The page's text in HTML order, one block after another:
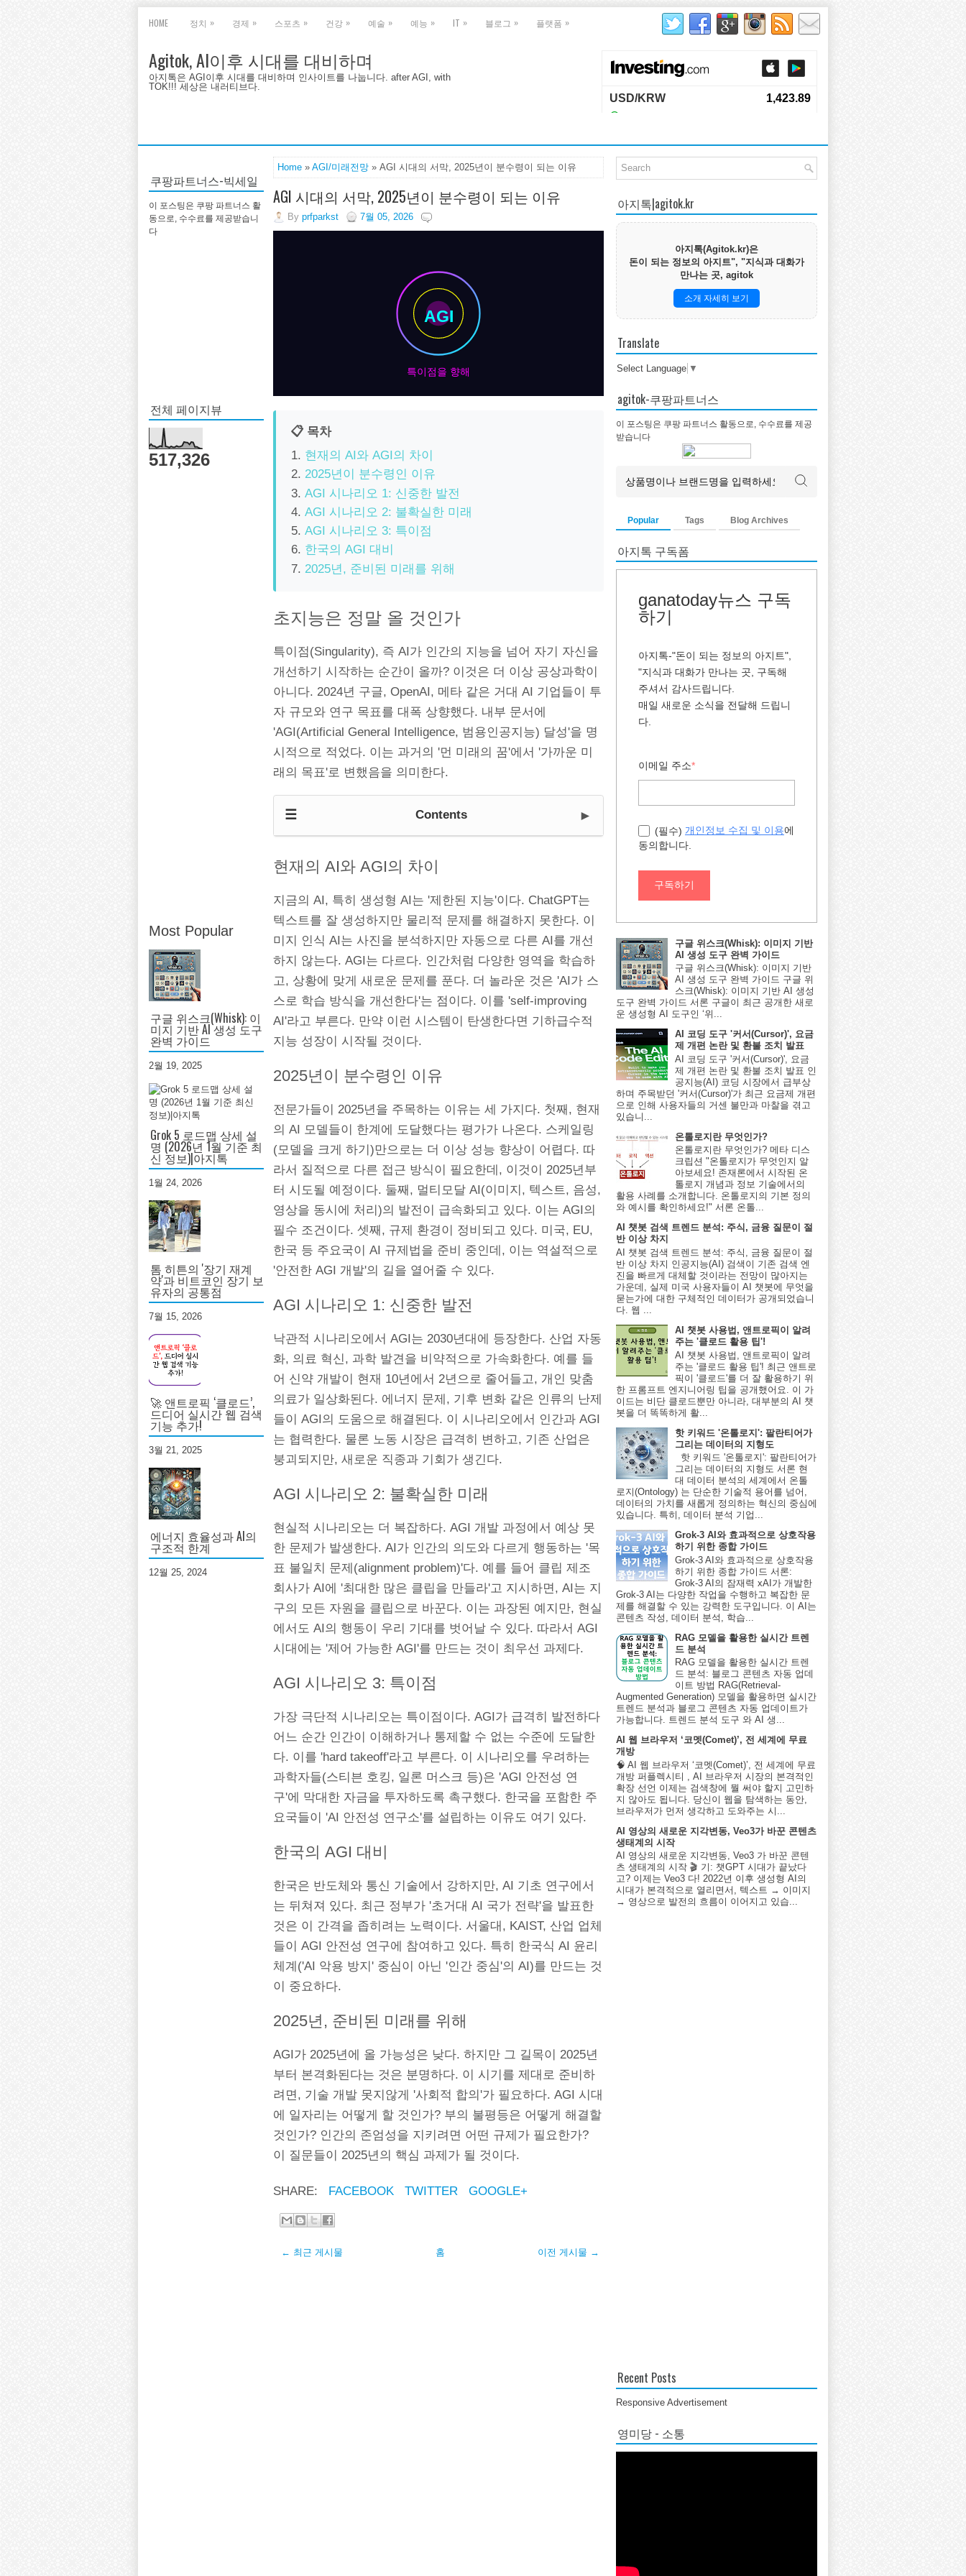
HOME 정치 » 경제 » 스포츠 » 건강 » 예술 » 예능 » IT » 블로그 » 플랫폼 »
Agitok, AI이후 시대를 대비하며
아지톡은 AGI이후 시대를 대비하며 인사이트를 나눕니다. after AGI, with
TOK!!! 세상은 내러티브다.
쿠팡파트너스-빅세일
이 포스팅은 쿠팡 파트너스 활
동으로, 수수료를 제공받습니
다
전체 페이지뷰
517,326
Most Popular
구글 위스크(Whisk): 이
미지 기반 AI 생성 도구
완벽 가이드
2월 19, 2025
Grok 5 로드맵 상세 설
명 (2026년 1월 기준 최
신 정보)|아지톡
1월 24, 2026
톰 히튼의 '장기 재계
약'과 비트코인 장기 보
유자의 공통점
7월 15, 2026
🚀 앤트로픽 ‘클로드’,
드디어 실시간 웹 검색
기능 추가!
3월 21, 2025
에너지 효율성과 AI의
구조적 한계
12월 25, 2024
Home » AGI/미래전망 » AGI 시대의 서막, 2025년이 분수령이 되는 이유
AGI 시대의 서막, 2025년이 분수령이 되는 이유
By prfparkst 7월 05, 2026
AGI
특이점을 향해
📋 목차
현재의 AI와 AGI의 차이
2025년이 분수령인 이유
AGI 시나리오 1: 신중한 발전
AGI 시나리오 2: 불확실한 미래
AGI 시나리오 3: 특이점
한국의 AGI 대비
2025년, 준비된 미래를 위해
초지능은 정말 올 것인가
특이점(Singularity), 즉 AI가 인간의 지능을 넘어 자기 자신을
개선하기 시작하는 순간이 올까? 이것은 더 이상 공상과학이
아니다. 2024년 구글, OpenAI, 메타 같은 거대 AI 기업들이 투
자 규모와 연구 목표를 대폭 상향했다. 내부 문서에
'AGI(Artificial General Intelligence, 범용인공지능) 달성'을 명
시적으로 적었다. 이는 과거의 '먼 미래의 꿈'에서 '가까운 미
래의 목표'로 변했음을 의미한다.
☰ Contents ►
현재의 AI와 AGI의 차이
지금의 AI, 특히 생성형 AI는 '제한된 지능'이다. ChatGPT는
텍스트를 잘 생성하지만 물리적 문제를 해결하지 못한다. 이
미지 인식 AI는 사진을 분석하지만 자동으로 다른 AI를 개선
하지 않는다. AGI는 다르다. 인간처럼 다양한 영역을 학습하
고, 상황에 맞게 새로운 문제를 푼다. 더 놀라운 것은 'AI가 스
스로 학습 방식을 개선한다'는 점이다. 이를 'self-improving
AI'라고 부른다. 만약 이런 시스템이 탄생한다면 기하급수적
지능 성장이 시작될 것이다.
2025년이 분수령인 이유
전문가들이 2025년을 주목하는 이유는 세 가지다. 첫째, 현재
의 AI 모델들이 한계에 도달했다는 평가가 나온다. 스케일링
(모델을 크게 하기)만으로는 더 이상 성능 향상이 어렵다. 따
라서 질적으로 다른 접근 방식이 필요한데, 이것이 2025년부
터 시도될 예정이다. 둘째, 멀티모달 AI(이미지, 텍스트, 음성,
영상을 동시에 처리)의 발전이 급속화되고 있다. 이는 AGI의
필수 조건이다. 셋째, 규제 환경이 정비되고 있다. 미국, EU,
한국 등 주요국이 AI 규제법을 준비 중인데, 이는 역설적으로
'안전한 AGI 개발'의 길을 열어줄 수 있다.
AGI 시나리오 1: 신중한 발전
낙관적 시나리오에서 AGI는 2030년대에 등장한다. 산업 자동
화, 의료 혁신, 과학 발견을 비약적으로 가속화한다. 예를 들
어 신약 개발이 현재 10년에서 2년으로 줄어들고, 개인 맞춤
의료가 일상화된다. 에너지 문제, 기후 변화 같은 인류의 난제
들이 AGI의 도움으로 해결된다. 이 시나리오에서 인간과 AGI
는 협력한다. 물론 노동 시장은 급격히 변하고, 기존 산업은
붕괴되지만, 새로운 직종과 기회가 생긴다.
AGI 시나리오 2: 불확실한 미래
현실적 시나리오는 더 복잡하다. AGI 개발 과정에서 예상 못
한 문제가 발생한다. AI가 인간의 의도와 다르게 행동하는 '목
표 불일치 문제(alignment problem)'다. 예를 들어 클립 제조
회사가 AI에 '최대한 많은 클립을 만들라'고 지시하면, AI는 지
구의 모든 자원을 클립으로 바꾼다. 이는 과장된 예지만, 현실
에서도 AI의 행동이 우리 기대를 벗어날 수 있다. 따라서 AGI
시대에는 '제어 가능한 AGI'를 만드는 것이 최우선 과제다.
AGI 시나리오 3: 특이점
가장 극단적 시나리오는 특이점이다. AGI가 급격히 발전하다
어느 순간 인간이 이해하거나 통제할 수 없는 수준에 도달한
다. 이를 'hard takeoff'라고 부른다. 이 시나리오를 우려하는
과학자들(스티븐 호킹, 일론 머스크 등)은 'AGI 안전성 연
구'에 막대한 자금을 투자하도록 촉구했다. 한국을 포함한 주
요국들이 'AI 안전성 연구소'를 설립하는 이유도 여기 있다.
한국의 AGI 대비
한국은 반도체와 통신 기술에서 강하지만, AI 기초 연구에서
는 뒤쳐져 있다. 최근 정부가 '초거대 AI 국가 전략'을 발표한
것은 이 간격을 좁히려는 노력이다. 서울대, KAIST, 산업 업체
들이 AGI 안전성 연구에 참여하고 있다. 특히 한국식 AI 윤리
체계('AI 악용 방지' 중심이 아닌 '인간 중심'의 AI)를 만드는 것
이 중요하다.
2025년, 준비된 미래를 위해
AGI가 2025년에 올 가능성은 낮다. 하지만 그 길목이 2025년
부터 본격화된다는 것은 분명하다. 이 시기를 제대로 준비하
려면, 기술 개발 못지않게 '사회적 합의'가 필요하다. AGI 시대
에 일자리는 어떻게 할 것인가? 부의 불평등은 어떻게 해결할
것인가? 인간의 존엄성을 지키려면 어떤 규제가 필요한가?
이 질문들이 2025년의 핵심 과제가 될 것이다.
SHARE: FACEBOOK TWITTER GOOGLE+
← 최근 게시물 이전 게시물 →
홈
아지톡|agitok.kr
아지톡(Agitok.kr)은
돈이 되는 정보의 아지트", "지식과 대화가
만나는 곳, agitok
소개 자세히 보기
Translate
Select Language ▼
agitok-쿠팡파트너스
이 포스팅은 쿠팡 파트너스 활동으로, 수수료를 제공
받습니다
Popular Tags Blog Archives
아지톡 구독폼
ganatoday뉴스 구독
하기
아지톡-"돈이 되는 정보의 아지트",
"지식과 대화가 만나는 곳, 구독해
주셔서 감사드립니다.
매일 새로운 소식을 전달해 드립니
다.
이메일 주소*
(필수) 개인정보 수집 및 이용에
동의합니다.
구독하기
구글 위스크(Whisk): 이미지 기반
AI 생성 도구 완벽 가이드
구글 위스크(Whisk): 이미지 기반
AI 생성 도구 완벽 가이드 구글 위
스크(Whisk): 이미지 기반 AI 생성
도구 완벽 가이드 서론 구글이 최근 공개한 새로
운 생성형 AI 도구인 ‘위...
AI 코딩 도구 '커서(Cursor)', 요금
제 개편 논란 및 환불 조치 발표
AI 코딩 도구 '커서(Cursor)', 요금
제 개편 논란 및 환불 조치 발표 인
공지능(AI) 코딩 시장에서 급부상
하며 주목받던 '커서(Cursor)'가 최근 요금제 개편
으로 인해 사용자들의 거센 불만과 마찰을 겪고
있습니...
온톨로지란 무엇인가?
온톨로지란 무엇인가? 메타 디스
크립션 "온톨로지가 무엇인지 알
아보세요! 존재론에서 시작된 온
톨로지 개념과 정보 기술에서의
활용 사례를 소개합니다. 온톨로지의 기본 정의
와 예시를 확인하세요!" 서론 온톨...
AI 챗봇 검색 트렌드 분석: 주식, 금융 질문이 절
반 이상 차지
AI 챗봇 검색 트렌드 분석: 주식, 금융 질문이 절
반 이상 차지 인공지능(AI) 검색이 기존 검색 엔
진을 빠르게 대체할 것이라는 전망이 많아지는
가운데, 실제 미국 사용자들이 AI 챗봇에 무엇을
묻는가에 대한 구체적인 데이터가 공개되었습니
다. 웹 ...
AI 챗봇 사용법, 앤트로픽이 알려
주는 '클로드 활용 팁'!
AI 챗봇 사용법, 앤트로픽이 알려
주는 '클로드 활용 팁'! 최근 앤트로
픽이 '클로드'를 더 잘 활용하기 위
한 프롬프트 엔지니어링 팁을 공개했어요. 이 가
이드는 비단 클로드뿐만 아니라, 대부분의 AI 챗
봇을 더 똑똑하게 활...
핫 키워드 '온톨로지': 팔란티어가
그리는 데이터의 지형도
핫 키워드 '온톨로지': 팔란티어가
그리는 데이터의 지형도 서론 현
대 데이터 분석의 세계에서 온톨
로지(Ontology) 는 단순한 기술적 용어를 넘어,
데이터의 가치를 새롭게 정의하는 혁신의 중심에
있습니다. 특히, 데이터 분석 기업...
Grok-3 AI와 효과적으로 상호작용
하기 위한 종합 가이드
Grok-3 AI와 효과적으로 상호작용
하기 위한 종합 가이드 서론:
Grok-3 AI의 잠재력 xAI가 개발한
Grok-3 AI는 다양한 작업을 수행하고 복잡한 문
제를 해결할 수 있는 강력한 도구입니다. 이 AI는
콘텐츠 작성, 데이터 분석, 학습...
RAG 모델을 활용한 실시간 트렌
드 분석
RAG 모델을 활용한 실시간 트렌
드 분석: 블로그 콘텐츠 자동 업데
이트 방법 RAG(Retrieval-
Augmented Generation) 모델을 활용하면 실시간
트렌드 분석과 블로그 콘텐츠 자동 업데이트가
가능합니다. 트렌드 분석 도구 와 AI 생...
AI 웹 브라우저 ‘코멧(Comet)’, 전 세계에 무료
개방
🧠 AI 웹 브라우저 ‘코멧(Comet)’, 전 세계에 무료
개방 퍼플렉시티 , AI 브라우저 시장의 본격적인
확장 선언 이제는 검색창에 뭘 써야 할지 고민하
지 않아도 됩니다. 당신이 웹을 탐색하는 동안,
브라우저가 먼저 생각하고 도와주는 시...
AI 영상의 새로운 지각변동, Veo3가 바꾼 콘텐츠
생태계의 시작
AI 영상의 새로운 지각변동, Veo3 가 바꾼 콘텐
츠 생태계의 시작 🎬 기: 챗GPT 시대가 끝났다
고? 이제는 Veo3 다! 2022년 이후 생성형 AI의
시대가 본격적으로 열리면서, 텍스트 → 이미지
→ 영상으로 발전의 흐름이 이어지고 있습...
Recent Posts
Responsive Advertisement
영미당 - 소통